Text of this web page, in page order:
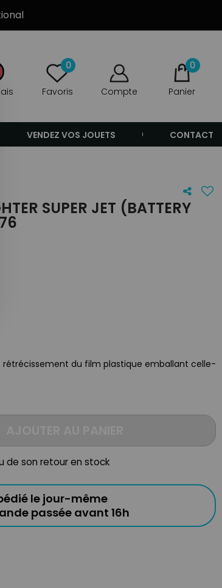
0
Favoris Compte
0
Panier
VENDEZ VOS JOUETS CONTACT
SUPER JET (BATTERY
du film plastique emballant celle-
de son retour en stock
le jour-même
passée avant 16h